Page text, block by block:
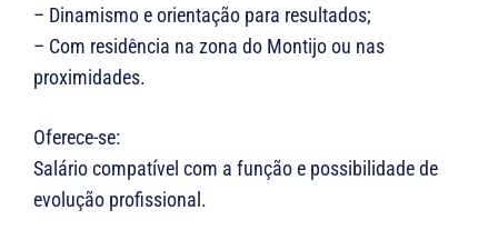
– Dinamismo e orientação para resultados;
– Com residência na zona do Montijo ou nas
proximidades.
Oferece-se:
Salário compatível com a função e possibilidade de
evolução profissional.